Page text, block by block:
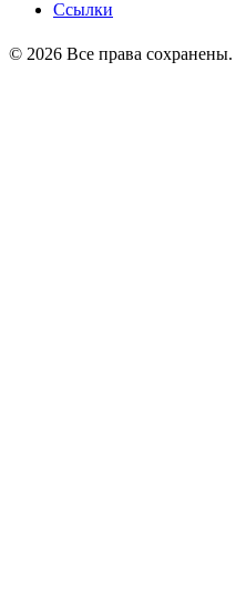
Ссылки
© 2026 Все права сохранены.